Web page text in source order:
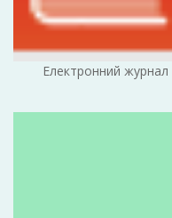
Електронний журнал